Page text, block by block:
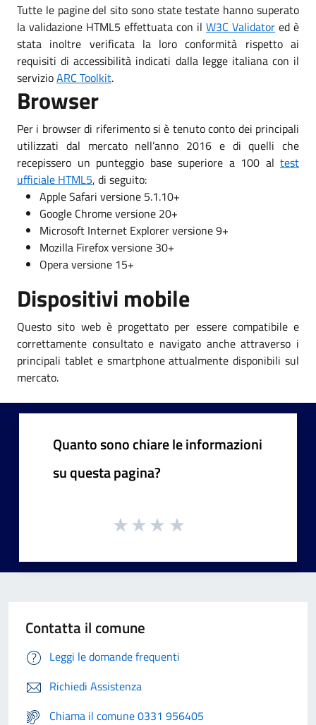
Tutte le pagine del sito sono state testate hanno superato
la validazione HTML5 effettuata con il W3C Validator ed è
stata inoltre verificata la loro conformità rispetto ai
requisiti di accessibilità indicati dalla legge italiana con il
servizioARC Toolkit.
Browser
Per i browser di riferimento si è tenuto conto dei principali
utilizzati dal mercato nell’anno 2016 e di quelli che
recepissero un punteggio base superiore a 100 al test
ufficiale HTML5, di seguito:
Apple Safari versione 5.1.10+
Google Chrome versione 20+
Microsoft Internet Explorer versione 9+
Mozilla Firefox versione 30+
Opera versione 15+
Dispositivi mobile
Questo sito web è progettato per essere compatibile e
correttamente consultato e navigato anche attraverso i
principali tablet e smartphone attualmente disponibili sul
mercato.
Quanto sono chiare le informazioni
su questa pagina?
Contatta il comune
Leggi le domande frequenti
Richiedi Assistenza
Chiama il comune 0331 956405